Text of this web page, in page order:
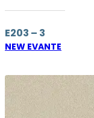
E203 – 3
NEW EVANTE